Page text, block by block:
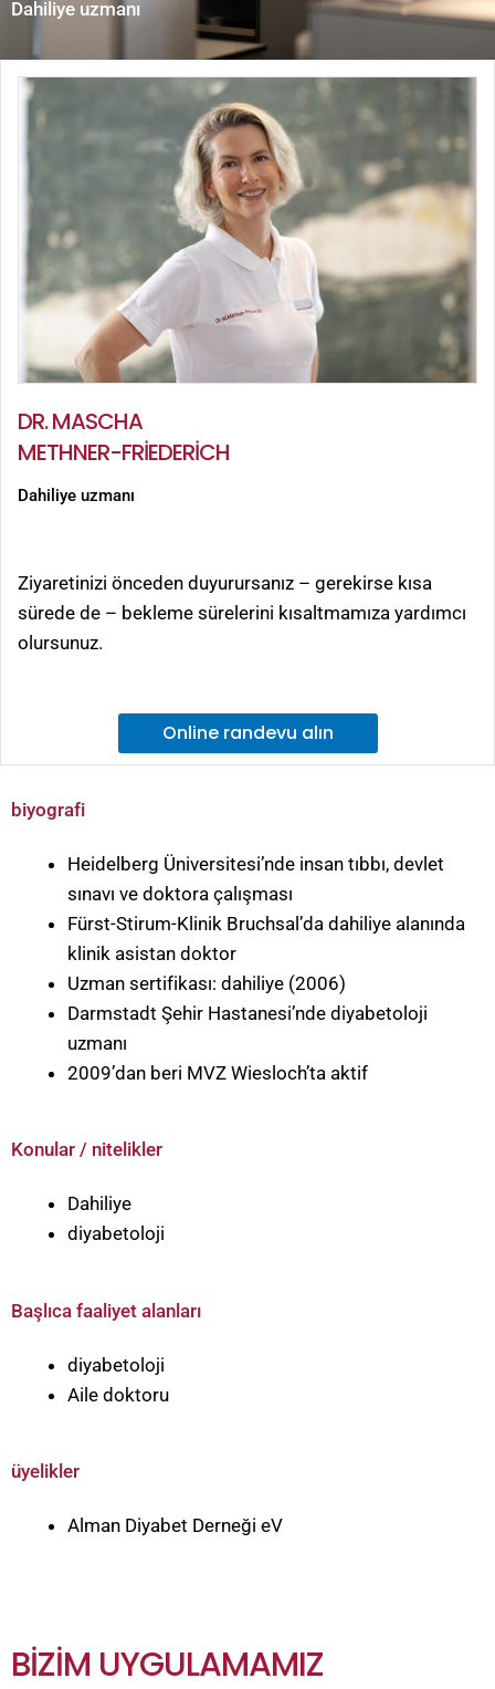
Dahiliye uzmanı
biyografi
Heidelberg Üniversitesi’nde insan tıbbı, devlet
sınavı ve doktora çalışması
Fürst-Stirum-Klinik Bruchsal’da dahiliye alanında
klinik asistan doktor
Uzman sertifikası: dahiliye (2006)
Darmstadt Şehir Hastanesi’nde diyabetoloji
uzmanı
2009’dan beri MVZ Wiesloch’ta aktif
Konular / nitelikler
Dahiliye
diyabetoloji
Başlıca faaliyet alanları
diyabetoloji
Aile doktoru
üyelikler
Alman Diyabet Derneği eV
DR. MASCHA
METHNER-FRIEDERICH
Dahiliye uzmanı
Ziyaretinizi önceden duyurursanız – gerekirse kısa
sürede de – bekleme sürelerini kısaltmamıza yardımcı
olursunuz.
Online randevu alın
BIZIM UYGULAMAMIZ